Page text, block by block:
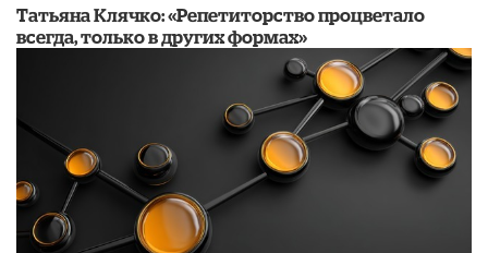
​Татьяна Клячко: «Репетиторство процветало
всегда, только в других формах»